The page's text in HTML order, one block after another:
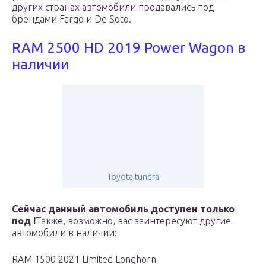
других странах автомобили продавались под
брендами Fargo и De Soto.
RAM 2500 HD 2019 Power Wagon в
наличии
Toyota tundra
Сейчас данный автомобиль доступен только
под !Также, возможно, вас заинтересуют другие
автомобили в наличии:
RAM 1500 2021 Limited Longhorn